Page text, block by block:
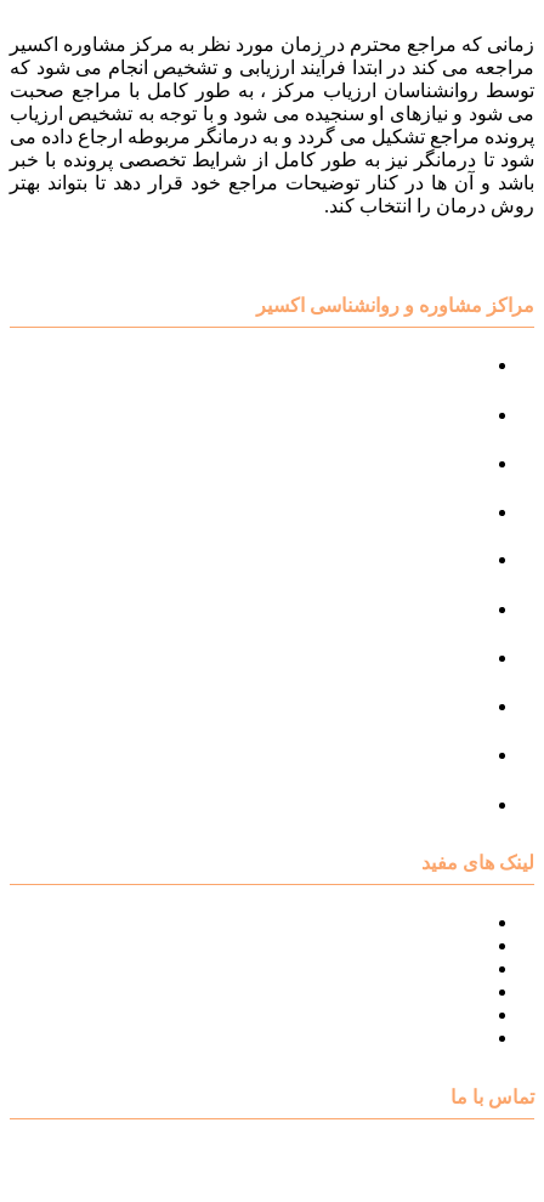
زمانی که مراجع محترم در زمان مورد نظر به مرکز مشاوره اکسیر
مراجعه می کند در ابتدا فرآیند ارزیابی و تشخیص انجام می شود که
توسط روانشناسان ارزیاب مرکز ، به طور کامل با مراجع صحبت
می شود و نیازهای او سنجیده می شود و با توجه به تشخیص ارزیاب
پرونده مراجع تشکیل می گردد و به درمانگر مربوطه ارجاع داده می
شود تا درمانگر نیز به طور کامل از شرایط تخصصی پرونده با خبر
باشد و آن ها در کنار توضیحات مراجع خود قرار دهد تا بتواند بهتر
روش درمان را انتخاب کند.
مراکز مشاوره و روانشناسی اکسیر
لینک های مفید
تماس با ما